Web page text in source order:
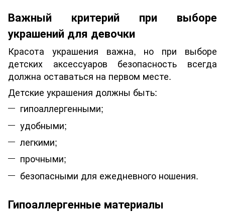
Важный критерий при выборе
украшений для девочки
Красота украшения важна, но при выборе
детских аксессуаров безопасность всегда
должна оставаться на первом месте.
Детские украшения должны быть:
гипоаллергенными;
удобными;
легкими;
прочными;
безопасными для ежедневного ношения.
Гипоаллергенные материалы